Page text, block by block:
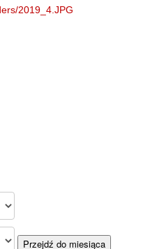
2019_4.JPG
Przejdź do miesiąca